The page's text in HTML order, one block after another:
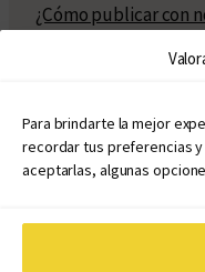
Para brindarte la mejor
recordar tus preferencias y
aceptarlas, algunas
¿Cómo publicar con
Políticas de
Políticas de
Atribuciones